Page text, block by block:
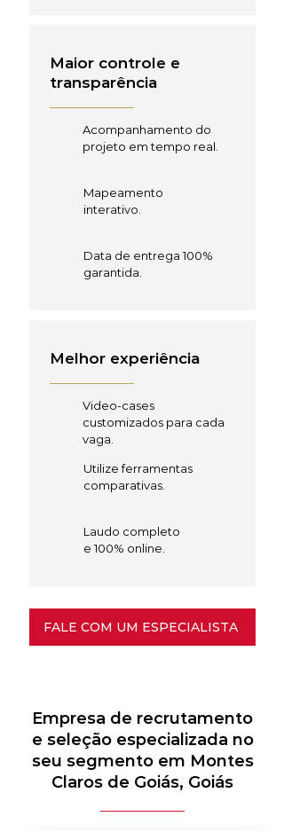
Maior controle e
transparência
Acompanhamento do
projeto em tempo real.
Mapeamento
interativo.
Data de entrega 100%
garantida.
Melhor experiência
Video-cases
customizados para cada
vaga.
Utilize ferramentas
comparativas.
Laudo completo
e 100% online.
FALE COM UM ESPECIALISTA
Empresa de recrutamento
e seleção especializada no
seu segmento em Montes
Claros de Goiás, Goiás